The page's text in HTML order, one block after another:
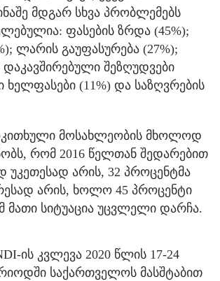
მდგარ სხვა პრობლემებს
ფასების ზრდა (45%);
ლარის გაუფასურება (27%);
დაკავშირებული შეზღუდვები
ხელფასები (11%) და საზღვრების
მოსახლეობის მხოლოდ
რომ 2016 წელთან შედარებით
უკეთესად არის, 32 პროცენტმა
არის, ხოლო 45 პროცენტი
მათი სიტუაცია უცვლელი დარჩა.
ის კვლევა 2020 წლის 17-24
საქართველოს მასშტაბით